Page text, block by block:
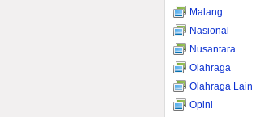
Malang
Nasional
Nusantara
Olahraga
Olahraga Lain
Opini